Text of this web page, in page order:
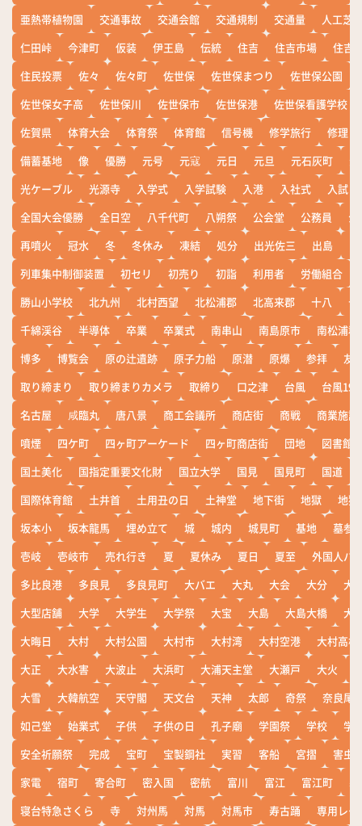
亜熱帯植物園
交通事故 交通会館 交通規制 交通量
人工芝
仁田峠
今津町 仮装 伊王島 伝統 住吉 住吉市場
住吉
住民投票
佐々 佐々町 佐世保 佐世保まつり 佐世保公園
佐世保女子高
佐世保川 佐世保市 佐世保港
佐世保看護学校
佐賀県
体育大会 体育祭 体育館 信号機 修学旅行
修理
備蓄基地
像 優勝 元号 元寇 元日 元旦 元石灰町
光ケーブル
光源寺 入学式 入学試験 入港 入社式
入試
全国大会優勝
全日空 八千代町 八朔祭 公会堂 公務員
公
再噴火
冠水 冬 冬休み 凍結 処分 出光佐三 出島
列車集中制御装置
初セリ 初売り 初詣 利用者 労働組合
勝山小学校
北九州 北村西望 北松浦郡 北高来郡 十八
十
千綿渓谷
半導体 卒業 卒業式 南串山 南島原市
南松浦郡
博多
博覧会 原の辻遺跡 原子力船 原潜 原爆 参拝
友
取り締まり
取り締まりカメラ 取締り 口之津 台風
台風19
名古屋
咸臨丸 唐八景 商工会議所 商店街 商戦
商業施設
噴煙
四ケ町 四ヶ町アーケード 四ヶ町商店街 団地
図書館
国土美化
国指定重要文化財 国立大学 国見 国見町 国道
国際体育館
土井首 土用丑の日 土神堂 地下街 地獄
地獄
坂本小
坂本龍馬 埋め立て 城 城内 城見町 基地
墓参
壱岐
壱岐市 売れ行き 夏 夏休み 夏日 夏至
外国人バ
多比良港
多良見 多良見町 大バエ 大丸 大会 大分
大
大型店舗
大学 大学生 大学祭 大宝 大島 大島大橋
大
大晦日
大村 大村公園 大村市 大村湾 大村空港
大村高校
大正
大水害 大波止 大浜町 大浦天主堂 大瀬戸 大火
大雪
大韓航空 天守閣 天文台 天神 太郎 奇祭
奈良尾
如己堂
始業式 子供 子供の日 孔子廟 学園祭 学校
学
安全祈願祭
完成 宝町 宝製鋼社 実習 客船 宮摺
害虫
家電
宿町 寄合町 密入国 密航 富川 富江 富江町
寝台特急さくら
寺 対州馬 対馬 対馬市 寿古踊 専用レー